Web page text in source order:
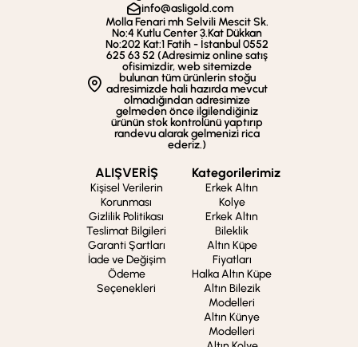
info@asligold.com
Molla Fenari mh Selvili Mescit Sk.
No:4 Kutlu Center 3.Kat Dükkan
No:202 Kat:1 Fatih - İstanbul 0552
625 63 52 (Adresimiz online satış
ofisimizdir, web sitemizde
bulunan tüm ürünlerin stoğu
adresimizde hali hazırda mevcut
olmadığından adresimize
gelmeden önce ilgilendiğiniz
ürünün stok kontrolünü yaptırıp
randevu alarak gelmenizi rica
ederiz.)
ALIŞVERİŞ
Kişisel Verilerin
Korunması
Gizlilik Politikası
Teslimat Bilgileri
Garanti Şartları
İade ve Değişim
Ödeme
Seçenekleri
Kategorilerimiz
Erkek Altın
Kolye
Erkek Altın
Bileklik
Altın Küpe
Fiyatları
Halka Altın Küpe
Altın Bilezik
Modelleri
Altın Künye
Modelleri